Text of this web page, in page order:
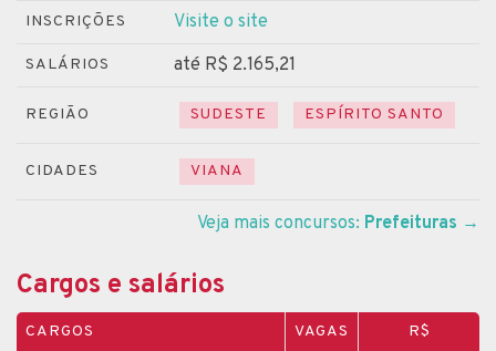
INSCRIÇÕES Visite o site
SALÁRIOS até R$ 2.165,21
REGIÃO SUDESTE ESPÍRITO SANTO
CIDADES VIANA
Veja mais concursos: Prefeituras →
Cargos e salários
CARGOS VAGAS R$